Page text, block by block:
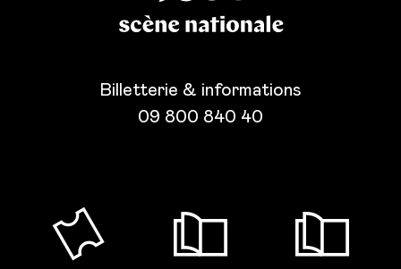
Billetterie & informations
09 800 840 40